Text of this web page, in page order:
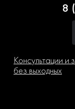
8
Консультации
без выходных